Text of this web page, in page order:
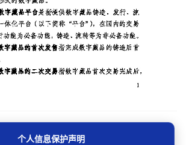
个人信息保护声明